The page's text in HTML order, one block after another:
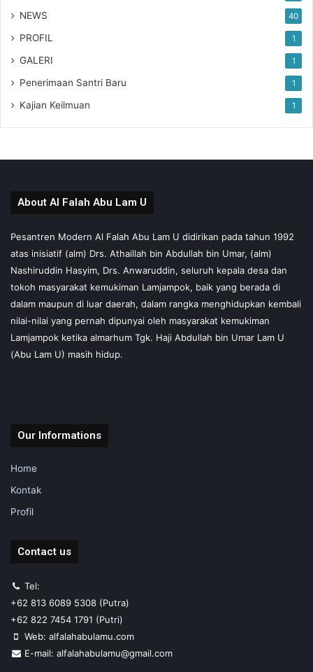
NEWS 40
PROFIL 1
GALERI 1
Penerimaan Santri Baru 1
Kajian Keilmuan 1
About Al Falah Abu Lam U
Pesantren Modern Al Falah Abu Lam U didirikan pada tahun 1992
atas inisiatif (alm) Drs. Athaillah bin Abdullah bin Umar, (alm)
Nashiruddin Hasyim, Drs. Anwaruddin, seluruh kepala desa dan
tokoh masyarakat kemukiman Lamjampok, baik yang berada di
dalam maupun di luar daerah, dalam rangka menghidupkan kembali
nilai-nilai yang pernah dipunyai oleh masyarakat kemukiman
Lamjampok ketika almarhum Tgk. Haji Abdullah bin Umar Lam U
(Abu Lam U) masih hidup.
Our Informations
Home
Kontak
Profil
Contact us
Tel:
+62 813 6089 5308 (Putra)
+62 822 7454 1791 (Putri)
Web: alfalahabulamu.com
E-mail: alfalahabulamu@gmail.com